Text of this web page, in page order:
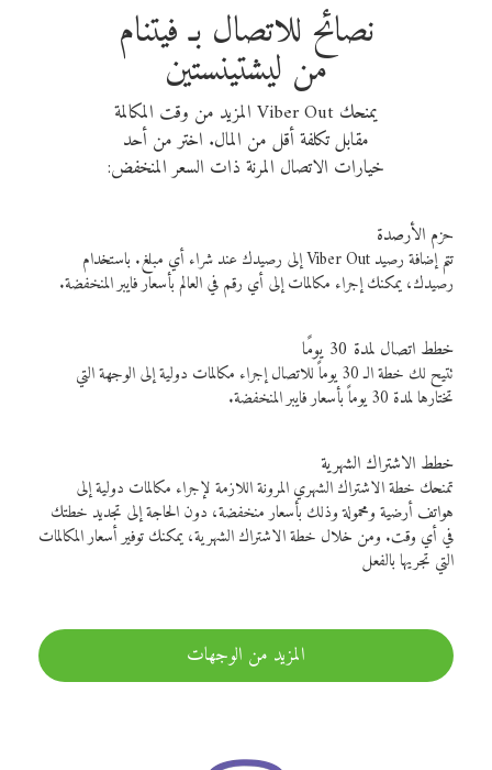
نصائح للاتصال بـ فيتنام
من ليشتينستين
يمنحك Viber Out المزيد من وقت المكالمة
مقابل تكلفة أقل من المال. اختر من أحد
خيارات الاتصال المرنة ذات السعر المنخفض:
حزم الأرصدة
تتم إضافة رصيد Viber Out إلى رصيدك عند شراء أي مبلغ. باستخدام
رصيدك، يمكنك إجراء مكالمات إلى أي رقم في العالم بأسعار فايبر المنخفضة.
خطط اتصال لمدة 30 يومًا
تتيح لك خطة الـ 30 يوماً للاتصال إجراء مكالمات دولية إلى الوجهة التي
تختارها لمدة 30 يوماً بأسعار فايبر المنخفضة.
خطط الاشتراك الشهرية
تمنحك خطة الاشتراك الشهري المرونة اللازمة لإجراء مكالمات دولية إلى
هواتف أرضية ومحمولة وذلك بأسعار منخفضة، دون الحاجة إلى تجديد خطتك
في أي وقت. ومن خلال خطة الاشتراك الشهرية، يمكنك توفير أسعار المكالمات
التي تجريها بالفعل
المزيد من الوجهات